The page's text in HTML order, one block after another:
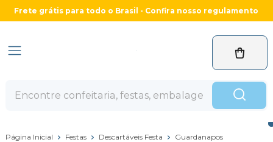
Frete grátis para todo o Brasil - Confira nosso regulamento
Página Inicial Festas Descartáveis Festa Guardanapos